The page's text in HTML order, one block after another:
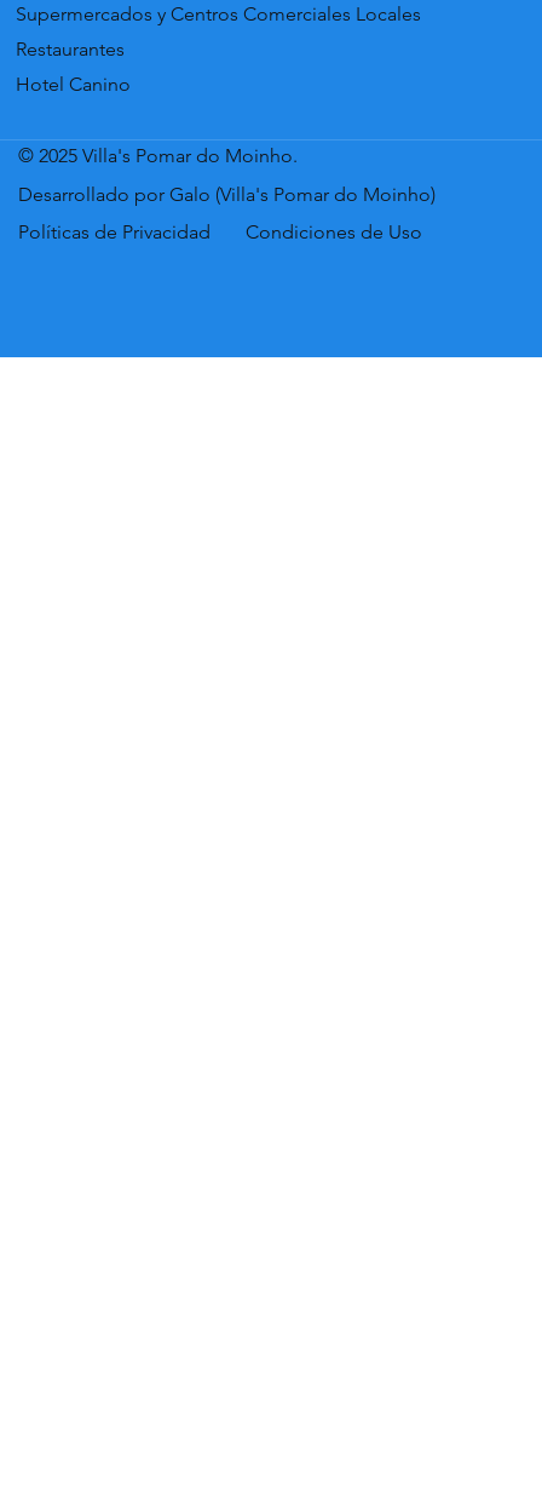
Supermercados y Centros Comerciales Locales
Restaurantes
Hotel Canino
© 2025 Villa's Pomar do Moinho.
Desarrollado por Galo (Villa's Pomar do Moinho)
Políticas de Privacidad
Condiciones de Uso